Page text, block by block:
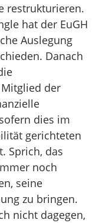
restrukturieren.
hat der EuGH
Auslegung
Danach
der
dies im
gerichteten
Sprich, das
noch
seine
zu bringen.
nicht dagegen,